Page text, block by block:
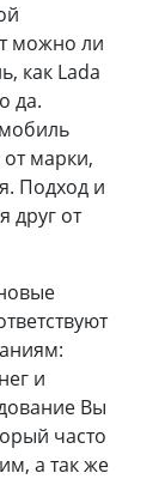
можно ли
как Lada
да.
марки,
Подход и
друг от
и
Вы
часто
а так же